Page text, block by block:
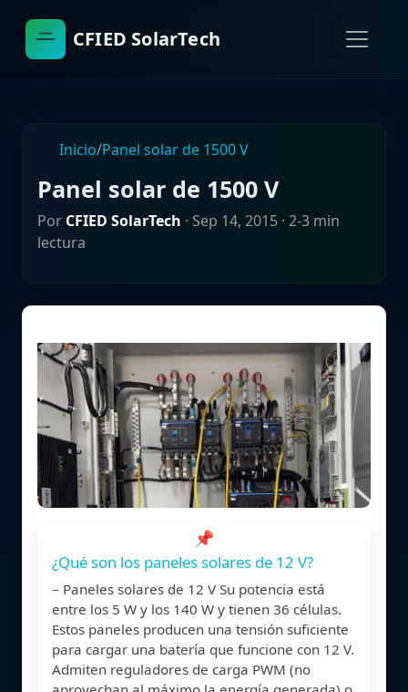
CFIED SolarTech
Inicio/Panel solar de 1500 V
Panel solar de 1500 V
Por CFIED SolarTech · Sep 14, 2015 · 2-3 min
lectura
📌
¿Qué son los paneles solares de 12 V?
– Paneles solares de 12 V Su potencia está
entre los 5 W y los 140 W y tienen 36 células.
Estos paneles producen una tensión suficiente
para cargar una batería que funcione con 12 V.
Admiten reguladores de carga PWM (no